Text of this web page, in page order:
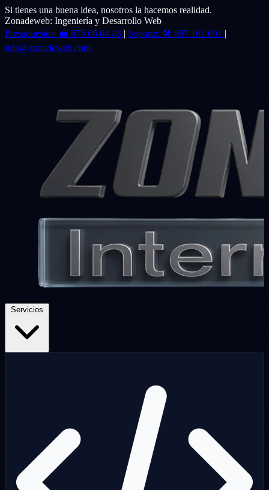
Si tienes una buena idea, nosotros la hacemos realidad.
Zonadeweb: Ingeniería y Desarrollo Web
Presupuestos: 💼 675 66 04 43 | Soporte: 🛠️ 687 161 691 |
info@zonadeweb.com